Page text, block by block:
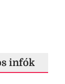
infók